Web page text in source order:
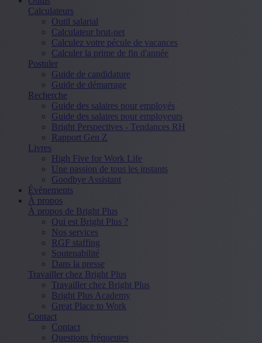
Calculateurs
Outil salarial
Calculateur brut-net
Calculez votre pécule de vacances
Calculer la prime de fin d'année
Postuler
Guide de candidature
Guide de démarrage
Recherche
Guide des salaires pour employés
Guide des salaires pour employeurs
Bright Perspectives - Tendances RH
Rapport Gen Z
Livres
High Five for Work Life
Une passion de tous les instants
Goodbye Assistant
Événements
À propos
À propos de Bright Plus
Qui est Bright Plus ?
Nos services
RGF staffing
Soutenabilité
Dans la presse
Travailler chez Bright Plus
Travailler chez Bright Plus
Bright Plus Academy
Great Place to Work
Contact
Contact
Questions fréquentes